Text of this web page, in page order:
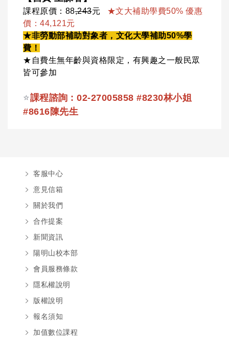
課程原價：88,243元
★文大補助學費50% 優惠
價：44,121元
★非勞動部補助對象者，文化大學補助50%學
費！
★自費生無年齡與資格限定，有興趣之一般民眾
皆可參加
⭐課程諮詢 : 02-27005858 #8230林小姐
#8616陳先生
客服中心
意見信箱
關於我們
合作提案
新聞資訊
陽明山校本部
會員服務條款
隱私權說明
版權說明
報名須知
加值數位課程